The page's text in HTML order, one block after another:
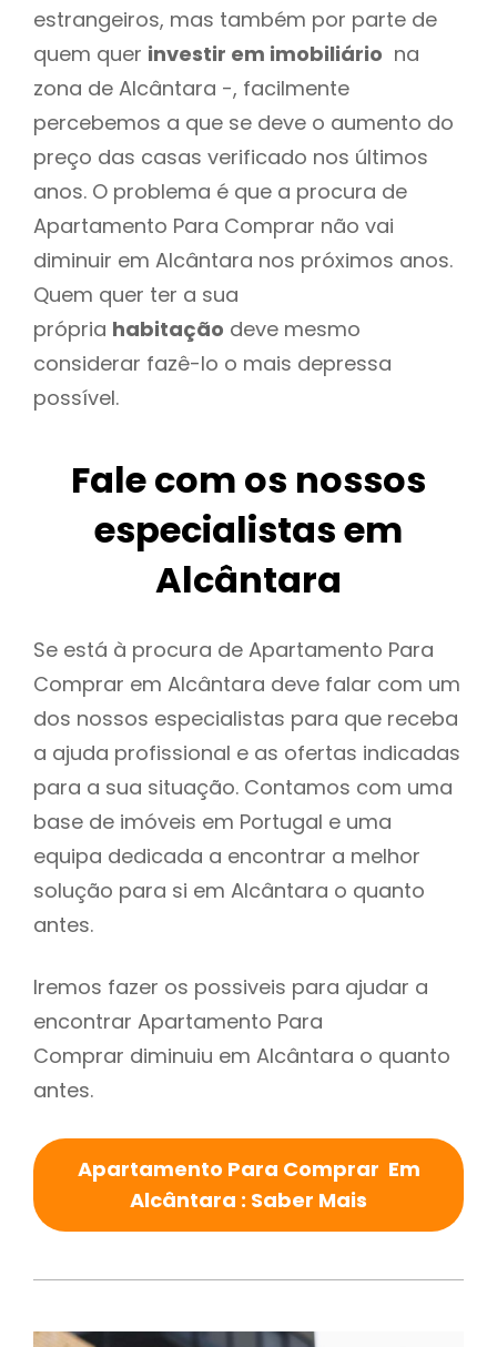
estrangeiros, mas também por parte de
quem quer investir em imobiliário na
zona de Alcântara -, facilmente
percebemos a que se deve o aumento do
preço das casas verificado nos últimos
anos. O problema é que a procura de
Apartamento Para Comprar não vai
diminuir em Alcântara nos próximos anos.
Quem quer ter a sua
própria habitação deve mesmo
considerar fazê-lo o mais depressa
possível.
Fale com os nossos
especialistas em
Alcântara
Se está à procura de Apartamento Para
Comprar em Alcântara deve falar com um
dos nossos especialistas para que receba
a ajuda profissional e as ofertas indicadas
para a sua situação. Contamos com uma
base de imóveis em Portugal e uma
equipa dedicada a encontrar a melhor
solução para si em Alcântara o quanto
antes.
Iremos fazer os possiveis para ajudar a
encontrar Apartamento Para
Comprar diminuiu em Alcântara o quanto
antes.
Apartamento Para Comprar Em
Alcântara : Saber Mais